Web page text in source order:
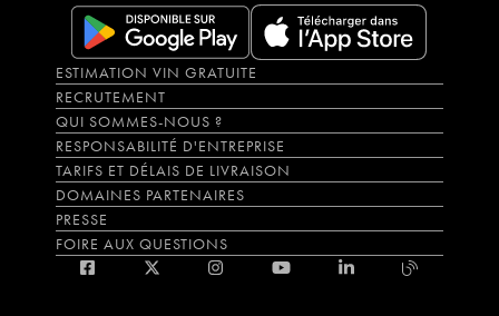
ESTIMATION VIN GRATUITE
RECRUTEMENT
QUI SOMMES-NOUS ?
RESPONSABILITÉ D'ENTREPRISE
TARIFS ET DÉLAIS DE LIVRAISON
DOMAINES PARTENAIRES
PRESSE
FOIRE AUX QUESTIONS